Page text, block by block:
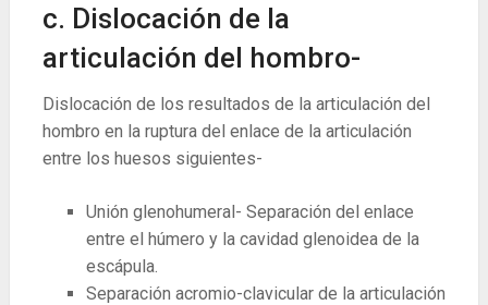
c. Dislocación de la
articulación del hombro-
Dislocación de los resultados de la articulación del
hombro en la ruptura del enlace de la articulación
entre los huesos siguientes-
Unión glenohumeral- Separación del enlace
entre el húmero y la cavidad glenoidea de la
escápula.
Separación acromio-clavicular de la articulación